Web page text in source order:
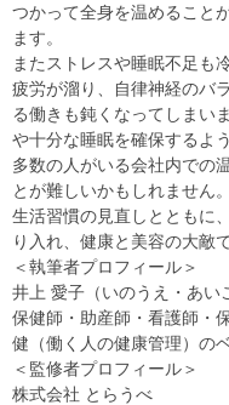
つかって全身を温めること
ます。
またストレスや睡眠不足も
疲労が溜り、自律神経のバ
る働きも鈍くなってしまい
や十分な睡眠を確保するよ
多数の人がいる会社内での
とが難しいかもしれません。
生活習慣の見直しとともに
り入れ、健康と美容の大敵
＜執筆者プロフィール＞
井上 愛子（いのうえ・あい
保健師・助産師・看護師・
健（働く人の健康管理）の
＜監修者プロフィール＞
株式会社 とらうべ